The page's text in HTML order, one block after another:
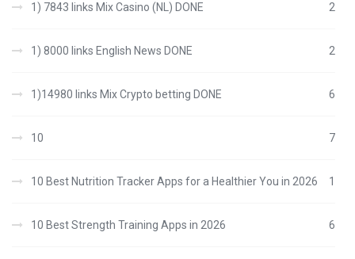
1) 7843 links Mix Casino (NL) DONE 2
1) 8000 links English News DONE 2
1)14980 links Mix Crypto betting DONE 6
10 7
10 Best Nutrition Tracker Apps for a Healthier You in 2026 1
10 Best Strength Training Apps in 2026 6